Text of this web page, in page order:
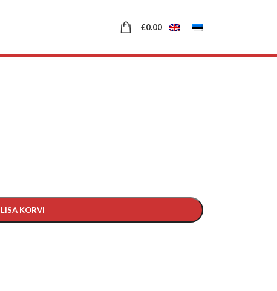
€0.00
LISA KORVI